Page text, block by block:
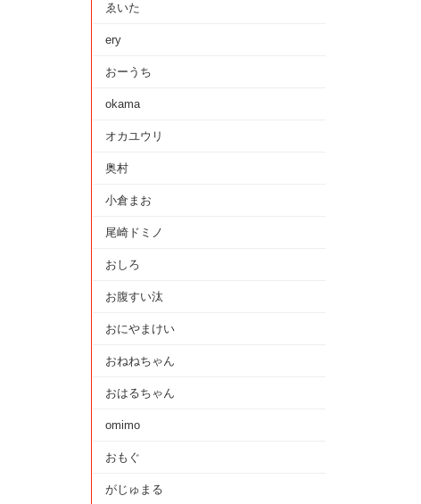
ゑいた
ery
おーうち
okama
オカユウリ
奥村
小倉まお
尾崎ドミノ
おしろ
お腹すい汰
おにやまけい
おねねちゃん
おはるちゃん
omimo
おもぐ
がじゅまる